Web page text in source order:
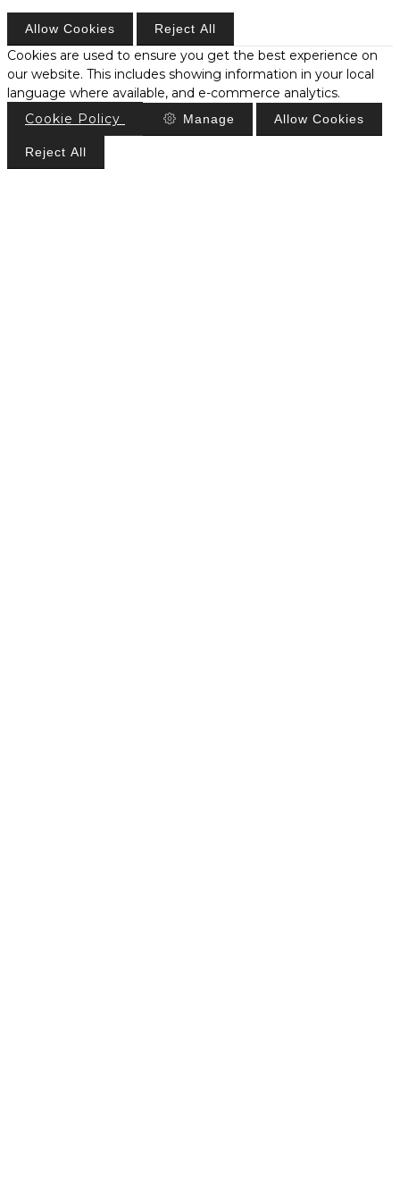
Allow Cookies Reject All
Cookies are used to ensure you get the best experience on
our website. This includes showing information in your local
language where available, and e-commerce analytics.
Cookie Policy
Manage Allow Cookies
Reject All